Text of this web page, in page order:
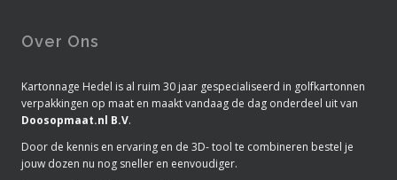
Over Ons
Kartonnage Hedel is al ruim 30 jaar gespecialiseerd in golfkartonnen
verpakkingen op maat en maakt vandaag de dag onderdeel uit van
Doosopmaat.nl B.V.
Door de kennis en ervaring en de 3D- tool te combineren bestel je
jouw dozen nu nog sneller en eenvoudiger.